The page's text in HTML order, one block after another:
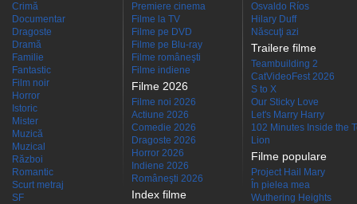
Crimă
Documentar
Dragoste
Dramă
Familie
Fantastic
Film noir
Horror
Istoric
Mister
Muzică
Muzical
Război
Romantic
Scurt metraj
SF
Premiere cinema
Filme la TV
Filme pe DVD
Filme pe Blu-ray
Filme româneşti
Filme indiene
Filme 2026
Filme noi 2026
Actiune 2026
Comedie 2026
Dragoste 2026
Horror 2026
Indiene 2026
Româneşti 2026
Index filme
Osvaldo Ríos
Hilary Duff
Născuţi azi
Trailere filme
Teambuilding 2
CatVideoFest 2026
S to X
Our Sticky Love
Let's Marry Harry
102 Minutes Inside the
Lion
Filme populare
Project Hail Mary
În pielea mea
Wuthering Heights